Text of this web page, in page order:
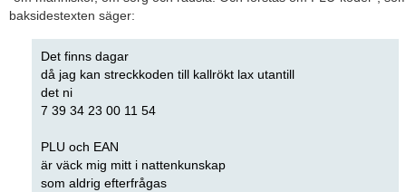
baksidestexten säger:
Det finns dagar
då jag kan streckkoden till kallrökt lax utantill
det ni
7 39 34 23 00 11 54
PLU och EAN
är väck mig mitt i nattenkunskap
som aldrig efterfrågas